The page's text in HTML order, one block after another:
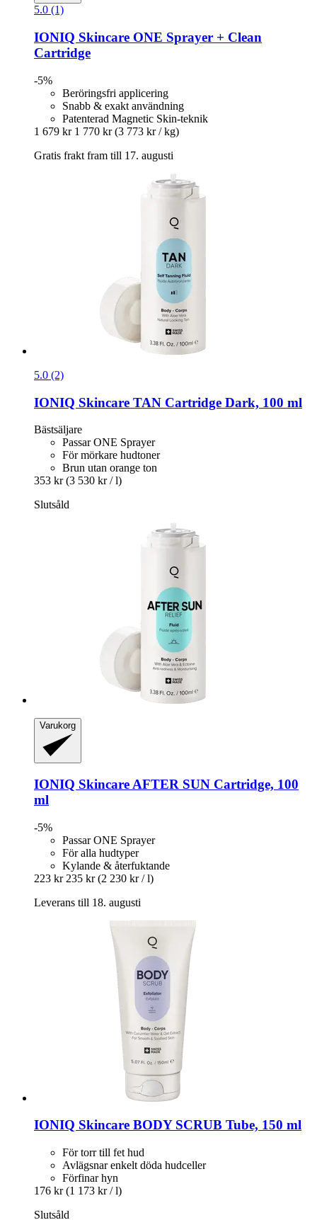
5.0 (1)
IONIQ Skincare ONE Sprayer + Clean
Cartridge
-5%
Beröringsfri applicering
Snabb & exakt användning
Patenterad Magnetic Skin-teknik
1 679 kr 1 770 kr (3 773 kr / kg)
Gratis frakt fram till 17. augusti
5.0 (2)
IONIQ Skincare TAN Cartridge Dark, 100 ml
Bästsäljare
Passar ONE Sprayer
För mörkare hudtoner
Brun utan orange ton
353 kr (3 530 kr / l)
Slutsåld
Varukorg
IONIQ Skincare AFTER SUN Cartridge, 100
ml
-5%
Passar ONE Sprayer
För alla hudtyper
Kylande & återfuktande
223 kr 235 kr (2 230 kr / l)
Leverans till 18. augusti
IONIQ Skincare BODY SCRUB Tube, 150 ml
För torr till fet hud
Avlägsnar enkelt döda hudceller
Förfinar hyn
176 kr (1 173 kr / l)
Slutsåld